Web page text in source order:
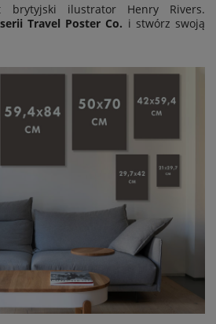
brytyjski ilustrator Henry Rivers.
Travel Poster Co. i stwórz swoją